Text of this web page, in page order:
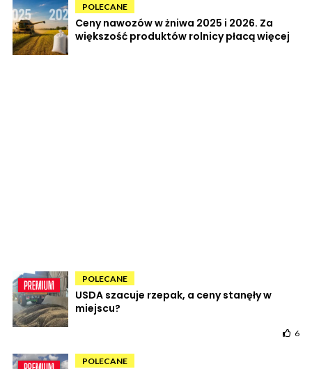
POLECANE
Ceny nawozów w żniwa 2025 i 2026. Za
większość produktów rolnicy płacą więcej
POLECANE
USDA szacuje rzepak, a ceny stanęły w
miejscu?
6
POLECANE